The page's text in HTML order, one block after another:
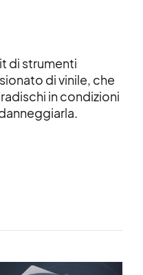
di strumenti
di vinile, che
in condizioni